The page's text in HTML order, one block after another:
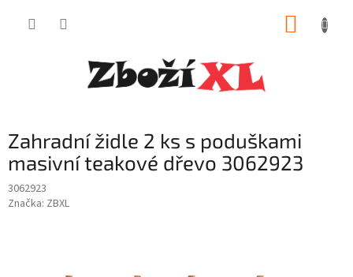
Zahradní židle 2 ks s poduškami
masivní teakové dřevo 3062923
3062923
Značka: ZBXL